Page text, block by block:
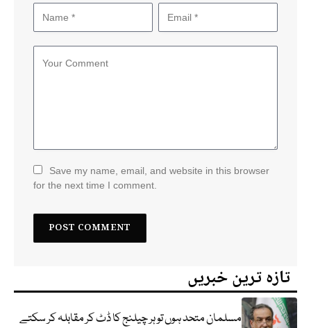
Save my name, email, and website in this browser
for the next time I comment.
تازہ ترین خبریں
مسلمان متحد ہوں تو ہر چیلنج کا ڈٹ کر مقابلہ کر سکتے